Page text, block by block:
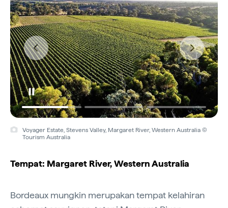
Voyager Estate, Stevens Valley, Margaret River, Western Australia ©
Tourism Australia
Tempat: Margaret River, Western Australia
Bordeaux mungkin merupakan tempat kelahiran